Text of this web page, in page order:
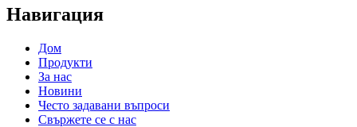
Навигация
Дом
Продукти
За нас
Новини
Често задавани въпроси
Свържете се с нас